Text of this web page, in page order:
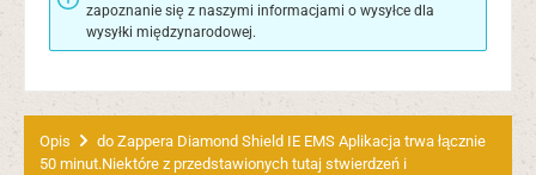
zapoznanie się z naszymi informacjami o wysyłce dla
wysyłki międzynarodowej.
Opis
do Zappera Diamond Shield IE EMS Aplikacja trwa łącznie
50 minut.Niektóre z przedstawionych tutaj stwierdzeń i